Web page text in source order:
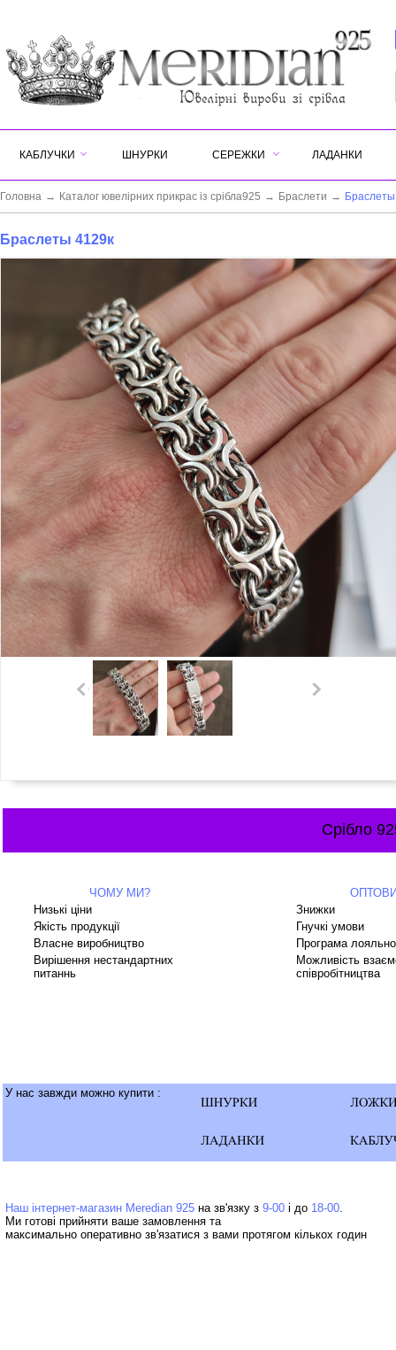
КАБЛУЧКИ ШНУРКИ СЕРЕЖКИ ЛАДАНКИ
Головна → Каталог ювелірних прикрас із срібла925 → Браслети →
Браслеты 4129к
Срібло
ЧОМУ МИ?
Низькі ціни
Знижки
Якість продукції
Гнучкі умови
Власне виробництво
Програма
Вирішення нестандартних
питаннь
Можливість
співробітництва
У нас завжди можно купити :
Наш інтернет-магазин Meredian 925 на зв'язку з 9-00 і до 18-00
Ми готові прийняти ваше замовлення та
максимально оперативно зв'язатися з вами протягом кількох годин